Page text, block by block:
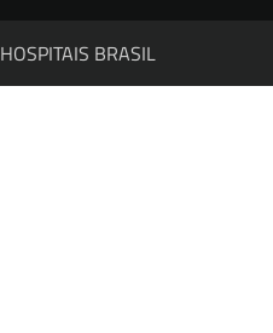
HOSPITAIS BRASIL